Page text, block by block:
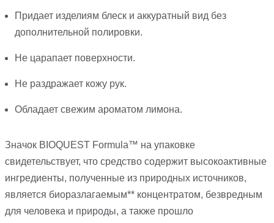
Придает изделиям блеск и аккуратный вид без
дополнительной полировки.
Не царапает поверхности.
Не раздражает кожу рук.
Обладает свежим ароматом лимона.
Значок BIOQUEST Formula™ на упаковке
свидетельствует, что средство содержит высокоактивные
ингредиенты, полученные из природных источников,
является биоразлагаемым** концентратом, безвредным
для человека и природы, а также прошло